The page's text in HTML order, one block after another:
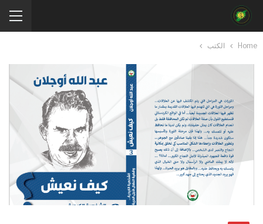
Home الكتب